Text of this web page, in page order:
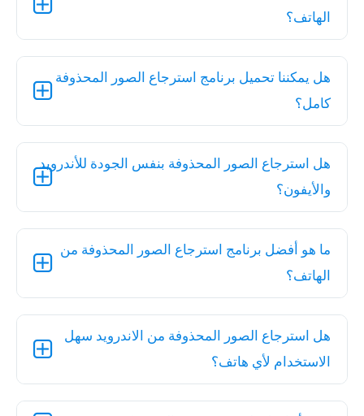
الهاتف؟
هل يمكننا تحميل برنامج استرجاع الصور المحذوفة
كامل؟
هل استرجاع الصور المحذوفة بنفس الجودة للأندرويد
والأيفون؟
ما هو أفضل برنامج استرجاع الصور المحذوفة من
الهاتف؟
هل استرجاع الصور المحذوفة من الاندرويد سهل
الاستخدام لأي هاتف؟